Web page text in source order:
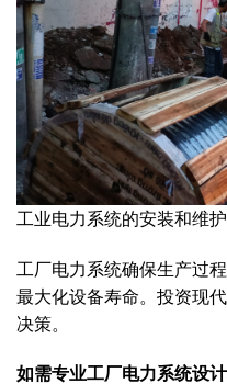
工业电力系统的安装和维护
工厂电力系统确保生产过
最大化设备寿命。投资现
决策。
如需专业工厂电力系统设